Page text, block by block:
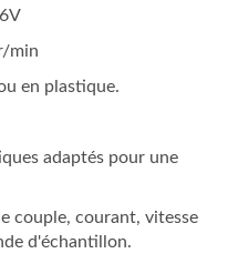
min
en plastique.
adaptés pour une
couple, courant, vitesse
d'échantillon.